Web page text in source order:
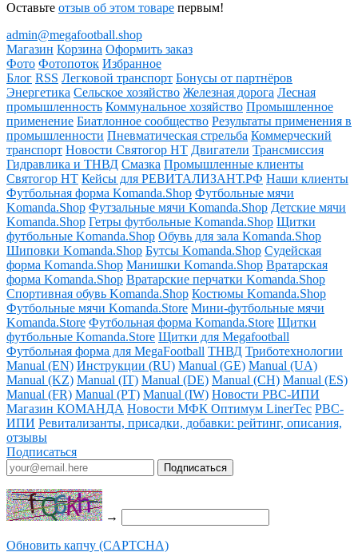
Оставьте отзыв об этом товаре первым!
admin@megafootball.shop
Магазин Корзина Оформить заказ
Фото Фотопоток Избранное
Блог RSS Легковой транспорт Бонусы от партнёров
Энергетика Сельское хозяйство Железная дорога Лесная
промышленность Коммунальное хозяйство Промышленное
применение Биатлонное сообщество Результаты применения в
промышленности Пневматическая стрельба Коммерческий
транспорт Новости Святогор НТ Двигатели Трансмиссия
Гидравлика и ТНВД Смазка Промышленные клиенты
Святогор НТ Кейсы для РЕВИТАЛИЗАНТ.РФ Наши клиенты
Футбольная форма Komanda.Shop Футбольные мячи
Komanda.Shop Футзальные мячи Komanda.Shop Детские мячи
Komanda.Shop Гетры футбольные Komanda.Shop Щитки
футбольные Komanda.Shop Обувь для зала Komanda.Shop
Шиповки Komanda.Shop Бутсы Komanda.Shop Судейская
форма Komanda.Shop Манишки Komanda.Shop Вратарская
форма Komanda.Shop Вратарские перчатки Komanda.Shop
Спортивная обувь Komanda.Shop Костюмы Komanda.Shop
Футбольные мячи Komanda.Store Мини-футбольные мячи
Komanda.Store Футбольная форма Komanda.Store Щитки
футбольные Komanda.Store Щитки для Megafootball
Футбольная форма для MegaFootball ТНВД Триботехнологии
Manual (EN) Инструкции (RU) Manual (GE) Manual (UA)
Manual (KZ) Manual (IT) Manual (DE) Manual (CH) Manual (ES)
Manual (FR) Manual (PT) Manual (IW) Новости РВС-ИПИ
Магазин КОМАНДА Новости МФК Оптимум LinerTec РВС-
ИПИ Ревитализанты, присадки, добавки: рейтинг, описания,
отзывы
Подписаться
→
Обновить капчу (CAPTCHA)